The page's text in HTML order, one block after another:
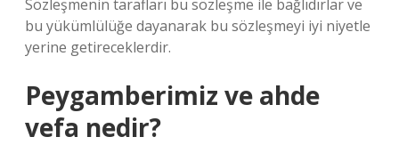
Sözleşmenin tarafları bu sözleşme ile bağlıdırlar ve
bu yükümlülüğe dayanarak bu sözleşmeyi iyi niyetle
yerine getireceklerdir.
Peygamberimiz ve ahde
vefa nedir?